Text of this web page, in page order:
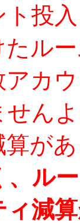
投
たル
カ
ん
が
ル
減